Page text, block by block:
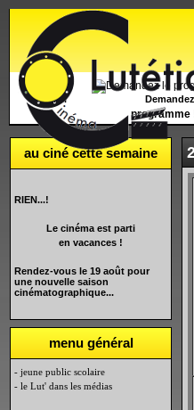
Accueil
programme
au ciné cette semaine
RIEN...!
Le cinéma est parti
en vacances !
Rendez-vous le 19 août pour
une nouvelle saison
cinématographique...
menu général
- jeune public scolaire
- le Lut' dans les médias